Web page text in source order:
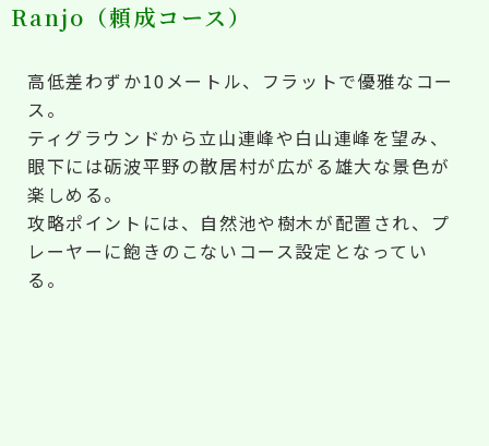
Ranjo（頼成コース）
高低差わずか10メートル、フラットで優雅なコー
ス。
ティグラウンドから立山連峰や白山連峰を望み、
眼下には砺波平野の散居村が広がる雄大な景色が
楽しめる。
攻略ポイントには、自然池や樹木が配置され、プ
レーヤーに飽きのこないコース設定となってい
る。